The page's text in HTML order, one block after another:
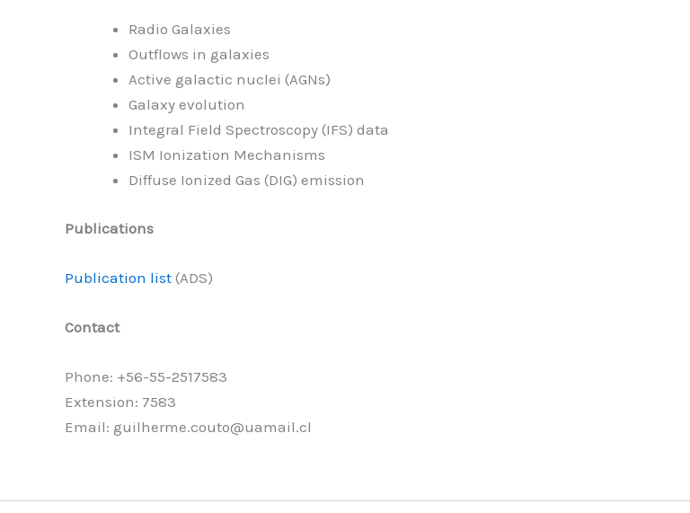
Radio Galaxies
Outflows in galaxies
Active galactic nuclei (AGNs)
Galaxy evolution
Integral Field Spectroscopy (IFS) data
ISM Ionization Mechanisms
Diffuse Ionized Gas (DIG) emission
Publications
Publication list (ADS)
Contact
Phone: +56-55-2517583
Extension: 7583
Email: guilherme.couto@uamail.cl